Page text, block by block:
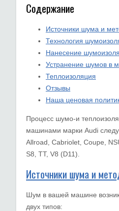
Содержание
Источники шума и
Технология
Нанесение
Устранение шумов в
Теплоизоляция
Отзывы
Наша ценовая
Процесс шумо-и
машинами марки Audi
Allroad, Cabriolet, Coupe,
S8, TT, V8 (D11).
Источники шума и
Шум в вашей машине
двух типов: